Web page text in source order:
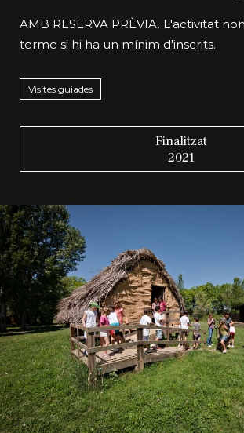
AMB RESERVA PRÈVIA. L'activitat
terme si hi ha un mínim d'inscrits.
Visites guiades
Finalitzat
2021